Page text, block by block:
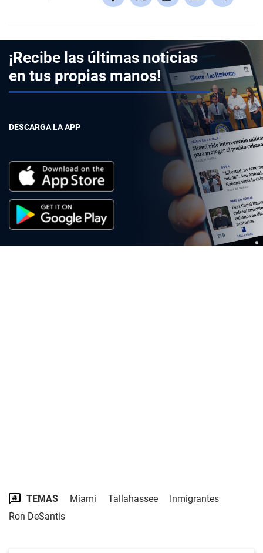
¡Recibe las últimas noticias
en tus propias manos!
DESCARGA LA APP
TEMAS Miami Tallahassee
Inmigrantes
Ron DeSantis